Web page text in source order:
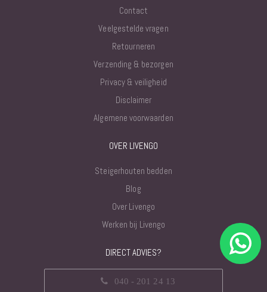
Contact
Veelgestelde vragen
Retourneren
Verzending & bezorgen
Privacy & veiligheid
Disclaimer
Algemene voorwaarden
OVER LIVENGO
Steigerhouten bedden
Blog
Over Livengo
Werken bij Livengo
DIRECT ADVIES?
040 - 201 24 13